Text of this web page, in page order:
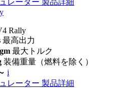
レーター 製品詳細
Rally
最高出力
最大トルク
装備重量（燃料を除く）
i
レーター 製品詳細